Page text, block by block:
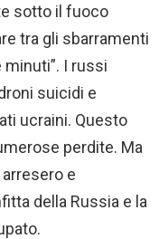
sotto il fuoco
tra gli sbarramenti
I russi
suicidi e
ucraini. Questo
perdite. Ma
e
della Russia e la